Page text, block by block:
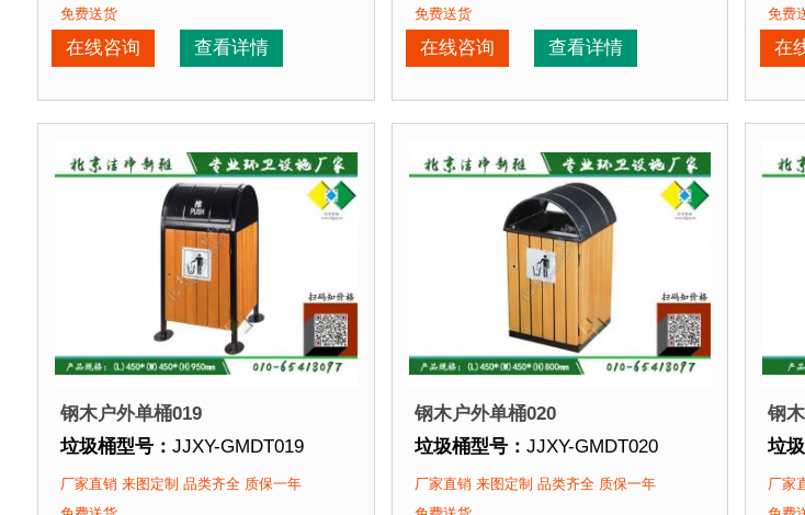
垃圾桶材质：
垃圾桶周期：
3-7天 厂家直销 来图定制
免费送货
在线咨询 查看详情
垃圾桶材质：
垃圾桶周期：
3-7天 厂家直销 来图定制
免费送货
在线咨询 查看详情
垃
垃
免费
在
钢木户外单桶019
垃圾桶型号： JJXY-GMDT019
垃圾桶规格：长450mm 宽450mm 高950mm
厂家直销 来图定制 品类齐全 质保一年
钢木户外单桶020
垃圾桶型号： JJXY-GMDT020
垃圾桶规格：长450mm 宽450mm 高800mm
厂家直销 来图定制 品类齐全 质保一年
钢
垃
垃
厂家